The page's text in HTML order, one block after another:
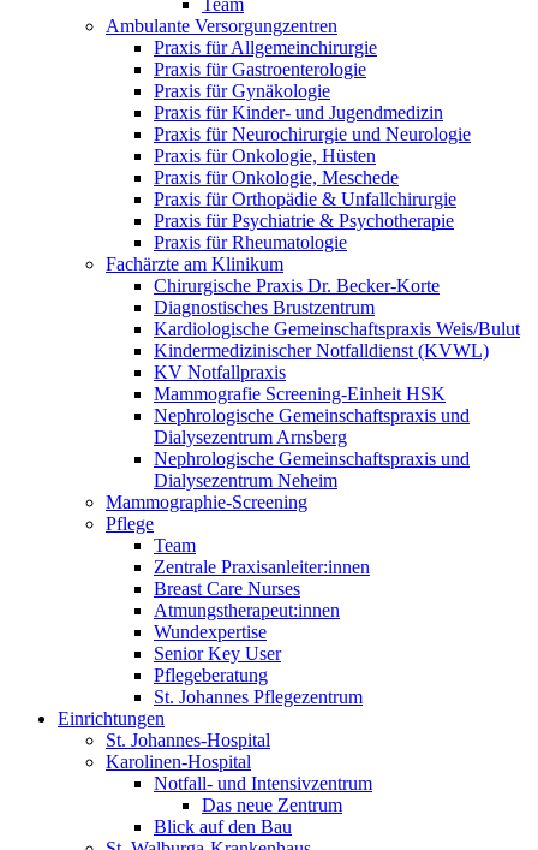
Team
Ambulante Versorgungzentren
Praxis für Allgemeinchirurgie
Praxis für Gastroenterologie
Praxis für Gynäkologie
Praxis für Kinder- und Jugendmedizin
Praxis für Neurochirurgie und Neurologie
Praxis für Onkologie, Hüsten
Praxis für Onkologie, Meschede
Praxis für Orthopädie & Unfallchirurgie
Praxis für Psychiatrie & Psychotherapie
Praxis für Rheumatologie
Fachärzte am Klinikum
Chirurgische Praxis Dr. Becker-Korte
Diagnostisches Brustzentrum
Kardiologische Gemeinschaftspraxis Weis/Bulut
Kindermedizinischer Notfalldienst (KVWL)
KV Notfallpraxis
Mammografie Screening-Einheit HSK
Nephrologische Gemeinschaftspraxis und
Dialysezentrum Arnsberg
Nephrologische Gemeinschaftspraxis und
Dialysezentrum Neheim
Mammographie-Screening
Pflege
Team
Zentrale Praxisanleiter:innen
Breast Care Nurses
Atmungstherapeut:innen
Wundexpertise
Senior Key User
Pflegeberatung
St. Johannes Pflegezentrum
Einrichtungen
St. Johannes-Hospital
Karolinen-Hospital
Notfall- und Intensivzentrum
Das neue Zentrum
Blick auf den Bau